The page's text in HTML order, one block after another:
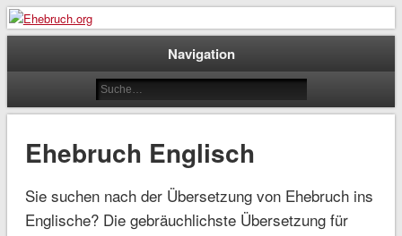
Ehebruch.orgNavigation
Ehebruch Englisch
Sie suchen nach der Übersetzung von Ehebruch ins
Englische? Die gebräuchlichste Übersetzung für